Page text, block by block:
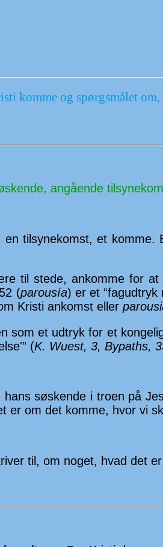
komme og spørgs­målet
an­gå­ende
til­syne­komst, et
til stede, an­komme for
(parou­sía) er et “fag­ud­tryk
Kristi an­komst eller
som et ud­tryk for et
(K. Wuest, 3, Bypaths,
søs­­kende i troen på
er om det komme, hvor vi
til, om noget, hvad det